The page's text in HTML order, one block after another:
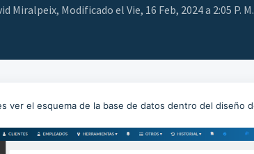
Miralpeix, Modificado el Vie, 16 Feb, 2024 a 2:05 P.
ver el esquema de la base de datos dentro del diseño